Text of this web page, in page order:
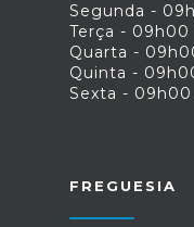
Segunda -
Terça - 09h00
Quarta -
Quinta -
Sexta -
FREGUESIA